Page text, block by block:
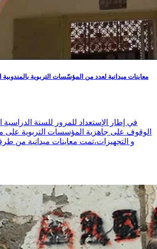
معاينات ميدانية لعدد من المؤسّسات التربوية
الوقوف على جاهزية المؤسسات التربوية على
و التجهيزات،تمت معاينات ميدانية من